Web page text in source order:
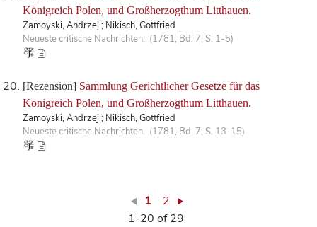
Königreich Polen, und Großherzogthum Litthauen.
Zamoyski, Andrzej ; Nikisch, Gottfried
Neueste critische Nachrichten. (1781, Bd. 7, S. 1-5)
[Rezension] Sammlung Gerichtlicher Gesetze für das
Königreich Polen, und Großherzogthum Litthauen.
Zamoyski, Andrzej ; Nikisch, Gottfried
Neueste critische Nachrichten. (1781, Bd. 7, S. 13-15)
1
2
1-20 of 29